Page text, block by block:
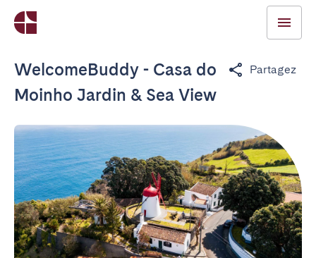
WelcomeBuddy - Casa do
Moinho Jardin & Sea View
Partagez